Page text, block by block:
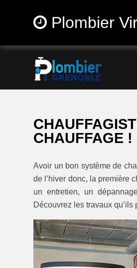
Plombier
CHAUFFAGE !
Avoir un bon système de
de l’hiver donc, la première
un entretien, un
Découvrez les travaux